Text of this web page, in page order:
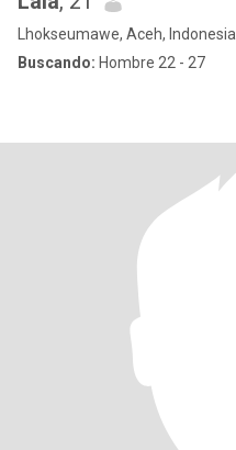
Lhokseumawe, Aceh, Indonesia
Buscando: Hombre 22 - 27